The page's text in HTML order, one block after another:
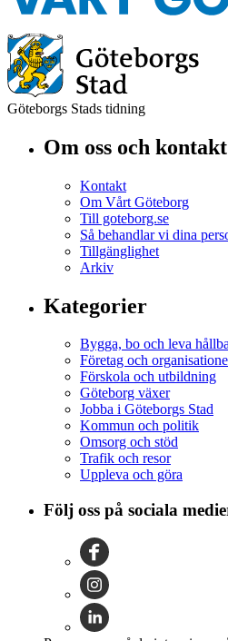
Göteborgs Stads tidning
Om oss och kontakt
Kontakt
Om Vårt Göteborg
Till goteborg.se
Så behandlar vi dina
Tillgänglighet
Arkiv
Kategorier
Bygga, bo och leva
Företag och
Förskola och utbildning
Göteborg växer
Jobba i Göteborgs Stad
Kommun och politik
Omsorg och stöd
Trafik och resor
Uppleva och göra
Följ oss på sociala